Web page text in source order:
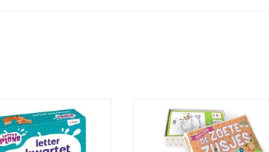
Letterplons
AAN WINKELWAGEN
TOEVOEGEN AAN WINKELWAGEN